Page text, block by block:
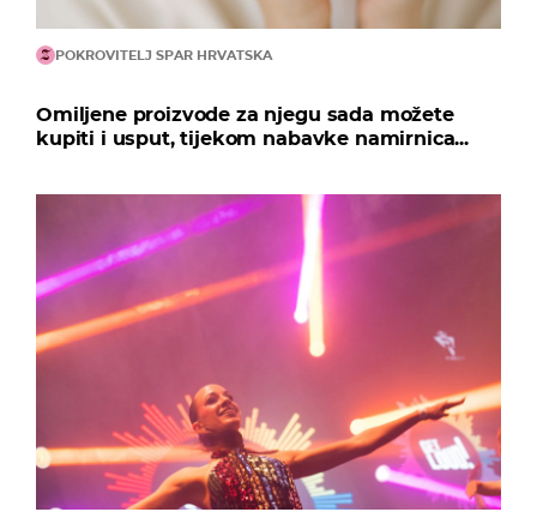
POKROVITELJ SPAR HRVATSKA
Omiljene proizvode za njegu sada možete
kupiti i usput, tijekom nabavke namirnica...